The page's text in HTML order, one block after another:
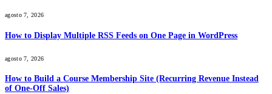
agosto 7, 2026
How to Display Multiple RSS Feeds on One Page in WordPress
agosto 7, 2026
How to Build a Course Membership Site (Recurring Revenue Instead
of One-Off Sales)